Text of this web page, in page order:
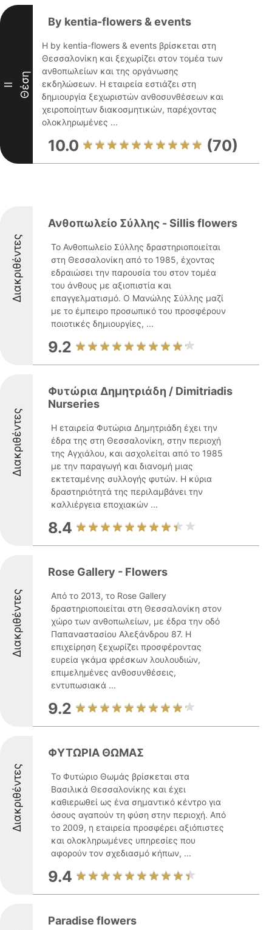
II Θέση
By kentia-flowers & events
Η by kentia-flowers & events βρίσκεται στη
Θεσσαλονίκη και ξεχωρίζει στον τομέα των
ανθοπωλείων και της οργάνωσης
εκδηλώσεων. Η εταιρεία εστιάζει στη
δημιουργία ξεχωριστών ανθοσυνθέσεων και
χειροποίητων διακοσμητικών, παρέχοντας
ολοκληρωμένες ...
10.0 (70)
Διακριθέντες
Ανθοπωλείο Σύλλης - Sillis flowers
Το Ανθοπωλείο Σύλλης δραστηριοποιείται
στη Θεσσαλονίκη από το 1985, έχοντας
εδραιώσει την παρουσία του στον τομέα
του άνθους με αξιοπιστία και
επαγγελματισμό. Ο Μανώλης Σύλλης μαζί
με το έμπειρο προσωπικό του προσφέρουν
ποιοτικές δημιουργίες, ...
9.2
Διακριθέντες
Φυτώρια Δημητριάδη / Dimitriadis
Nurseries
Η εταιρεία Φυτώρια Δημητριάδη έχει την
έδρα της στη Θεσσαλονίκη, στην περιοχή
της Αγχιάλου, και ασχολείται από το 1985
με την παραγωγή και διανομή μιας
εκτεταμένης συλλογής φυτών. Η κύρια
δραστηριότητά της περιλαμβάνει την
καλλιέργεια εποχιακών ...
8.4
Διακριθέντες
Rose Gallery - Flowers
Από το 2013, το Rose Gallery
δραστηριοποιείται στη Θεσσαλονίκη στον
χώρο των ανθοπωλείων, με έδρα την οδό
Παπαναστασίου Αλεξάνδρου 87. Η
επιχείρηση ξεχωρίζει προσφέροντας
ευρεία γκάμα φρέσκων λουλουδιών,
επιμελημένες ανθοσυνθέσεις,
εντυπωσιακά ...
9.2
Διακριθέντες
ΦΥΤΩΡΙΑ ΘΩΜΑΣ
Το Φυτώριο Θωμάς βρίσκεται στα
Βασιλικά Θεσσαλονίκης και έχει
καθιερωθεί ως ένα σημαντικό κέντρο για
όσους αγαπούν τη φύση στην περιοχή. Από
το 2009, η εταιρεία προσφέρει αξιόπιστες
και ολοκληρωμένες υπηρεσίες που
αφορούν τον σχεδιασμό κήπων, ...
9.4
Paradise flowers